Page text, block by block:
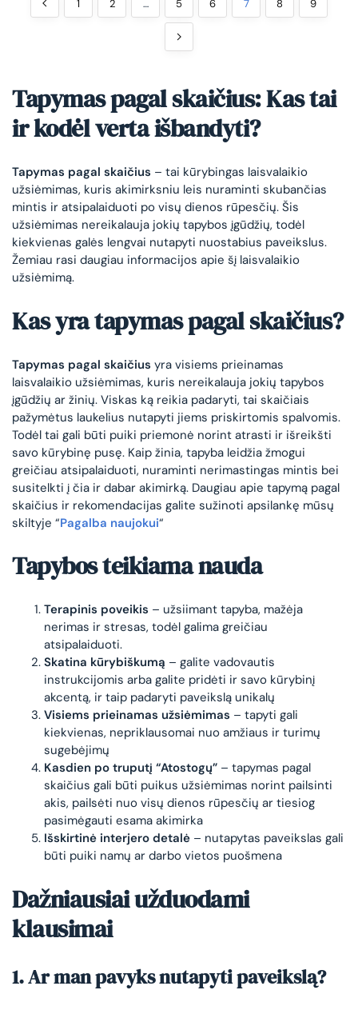
1 2 … 5 6 7 8 9
Tapymas pagal skaičius: Kas tai
ir kodėl verta išbandyti?
Tapymas pagal skaičius – tai kūrybingas laisvalaikio
užsiėmimas, kuris akimirksniu leis nuraminti skubančias
mintis ir atsipalaiduoti po visų dienos rūpesčių. Šis
užsiėmimas nereikalauja jokių tapybos įgūdžių, todėl
kiekvienas galės lengvai nutapyti nuostabius paveikslus.
Žemiau rasi daugiau informacijos apie šį laisvalaikio
užsiėmimą.
Kas yra tapymas pagal skaičius?
Tapymas pagal skaičius yra visiems prieinamas
laisvalaikio užsiėmimas, kuris nereikalauja jokių tapybos
įgūdžių ar žinių. Viskas ką reikia padaryti, tai skaičiais
pažymėtus laukelius nutapyti jiems priskirtomis spalvomis.
Todėl tai gali būti puiki priemonė norint atrasti ir išreikšti
savo kūrybinę pusę. Kaip žinia, tapyba leidžia žmogui
greičiau atsipalaiduoti, nuraminti nerimastingas mintis bei
susitelkti į čia ir dabar akimirką. Daugiau apie tapymą pagal
skaičius ir rekomendacijas galite sužinoti apsilankę mūsų
skiltyje “Pagalba naujokui“
Tapybos teikiama nauda
Terapinis poveikis – užsiimant tapyba, mažėja
nerimas ir stresas, todėl galima greičiau
atsipalaiduoti.
Skatina kūrybiškumą – galite vadovautis
instrukcijomis arba galite pridėti ir savo kūrybinį
akcentą, ir taip padaryti paveikslą unikalų
Visiems prieinamas užsiėmimas – tapyti gali
kiekvienas, nepriklausomai nuo amžiaus ir turimų
sugebėjimų
Kasdien po truputį “Atostogų” – tapymas pagal
skaičius gali būti puikus užsiėmimas norint pailsinti
akis, pailsėti nuo visų dienos rūpesčių ar tiesiog
pasimėgauti esama akimirka
Išskirtinė interjero detalė – nutapytas paveikslas gali
būti puiki namų ar darbo vietos puošmena
Dažniausiai užduodami
klausimai
1. Ar man pavyks nutapyti paveikslą?